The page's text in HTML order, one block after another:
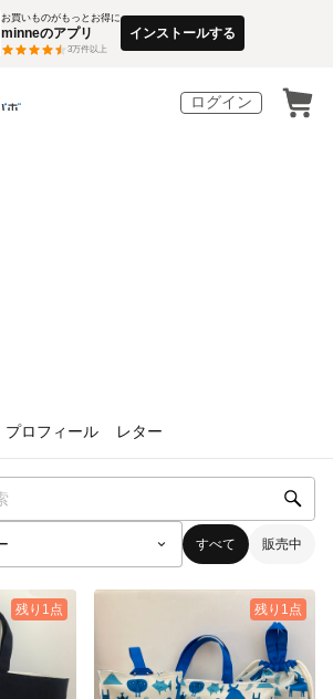
お買いものがもっとお得に
minneのアプリ
3万件以上
インストールする
ログイン
プロフィール レター
すべて 販売中
残り1点 残り1点